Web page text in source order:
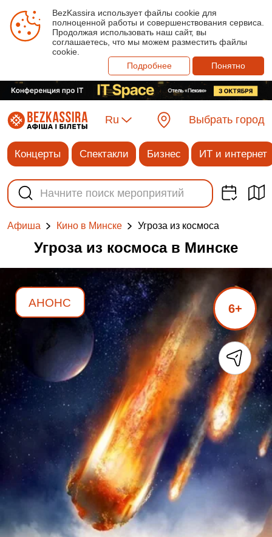
BezKassira использует файлы cookie для
полноценной работы и совершенствования сервиса.
Продолжая использовать наш сайт, вы
соглашаетесь, что мы можем разместить файлы
cookie.
Подробнее
Понятно
Ru Выбрать город
Концерты Спектакли Бизнес ИТ и интернет
Афиша Кино в Минске Угроза из космоса
Угроза из космоса в Минске
АНОНС 6+